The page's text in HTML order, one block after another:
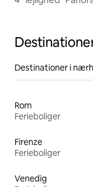
Destinationer i
Rom
Ferieboliger
Firenze
Ferieboliger
Venedig